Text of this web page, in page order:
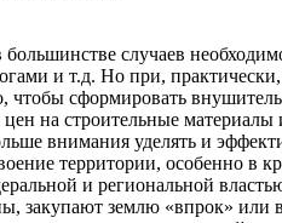
случаев
и т.д. Но при,
чтобы сформировать
на строительные материалы
внимания уделять и
территории, особенно в
и региональной
закупают землю «впрок» или